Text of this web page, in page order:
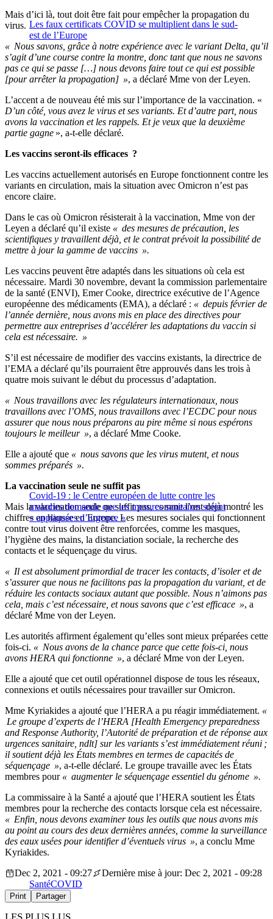
Les faux certificats COVID se multiplient dans le sud-
est de l’Europe
Mais d’ici là, tout doit être fait pour empêcher la propagation du
virus.
« Nous savons, grâce à notre expérience avec le variant Delta, qu’il
s’agit d’une course contre la montre, donc tant que nous ne savons
pas ce qui se passe […] nous devons faire tout ce qui est possible
[pour arrêter la propagation] », a déclaré Mme von der Leyen.
L’accent a de nouveau été mis sur l’importance de la vaccination. «
D’un côté, vous avez le virus et ses variants. Et d’autre part, nous
avons la vaccination et les rappels. Et je veux que la deuxième
partie gagne », a-t-elle déclaré.
Les vaccins seront-ils efficaces ?
Les vaccins actuellement autorisés en Europe fonctionnent contre les
variants en circulation, mais la situation avec Omicron n’est pas
encore claire.
Dans le cas où Omicron résisterait à la vaccination, Mme von der
Leyen a déclaré qu’il existe « des mesures de précaution, les
scientifiques y travaillent déjà, et le contrat prévoit la possibilité de
mettre à jour la gamme de vaccins ».
Les vaccins peuvent être adaptés dans les situations où cela est
nécessaire. Mardi 30 novembre, devant la commission parlementaire
de la santé (ENVI), Emer Cooke, directrice exécutive de l’Agence
européenne des médicaments (EMA), a déclaré : « depuis février de
l’année dernière, nous avons mis en place des directives pour
permettre aux entreprises d’accélérer les adaptations du vaccin si
cela est nécessaire. »
S’il est nécessaire de modifier des vaccins existants, la directrice de
l’EMA a déclaré qu’ils pourraient être approuvés dans les trois à
quatre mois suivant le début du processus d’adaptation.
« Nous travaillons avec les régulateurs internationaux, nous
travaillons avec l’OMS, nous travaillons avec l’ECDC pour nous
assurer que nous nous préparons au pire même si nous espérons
toujours le meilleur », a déclaré Mme Cooke.
Elle a ajouté que « nous savons que les virus mutent, et nous
sommes préparés ».
Covid-19 : le Centre européen de lutte contre les
maladies demande que les mesures sanitaires soient
« appliquées d’urgence »
La vaccination seule ne suffit pas
Mais la vaccination seule ne suffit pas, comme l’ont déjà montré les
chiffres en hausse en Europe. Les mesures sociales qui fonctionnent
contre tout virus doivent être renforcées, comme les masques,
l’hygiène des mains, la distanciation sociale, la recherche des
contacts et le séquençage du virus.
« Il est absolument primordial de tracer les contacts, d’isoler et de
s’assurer que nous ne facilitons pas la propagation du variant, et de
réduire les contacts sociaux autant que possible. Nous n’aimons pas
cela, mais c’est nécessaire, et nous savons que c’est efficace », a
déclaré Mme von der Leyen.
Les autorités affirment également qu’elles sont mieux préparées cette
fois-ci. « Nous avons de la chance parce que cette fois-ci, nous
avons HERA qui fonctionne », a déclaré Mme von der Leyen.
Elle a ajouté que cet outil opérationnel dispose de tous les réseaux,
connexions et outils nécessaires pour travailler sur Omicron.
Mme Kyriakides a ajouté que l’HERA a pu réagir immédiatement. «
Le groupe d’experts de l’HERA [Health Emergency preparedness
and Response Authority, l’Autorité de préparation et de réponse aux
urgences sanitaire, ndlt] sur les variants s’est immédiatement réuni ;
il soutient déjà les États membres en termes de capacités de
séquençage », a-t-elle déclaré. Le groupe travaille avec les États
membres pour « augmenter le séquençage essentiel du génome ».
La commissaire à la Santé a ajouté que l’HERA soutient les États
membres pour la recherche des contacts lorsque cela est nécessaire.
« Enfin, nous devons examiner tous les outils que nous avons mis
au point au cours des deux dernières années, comme la surveillance
des eaux usées pour identifier d’éventuels virus », a conclu Mme
Kyriakides.
Dec 2, 2021 - 09:27
Dernière mise à jour: Dec 2, 2021 - 09:28
SantéCOVID
Print Partager